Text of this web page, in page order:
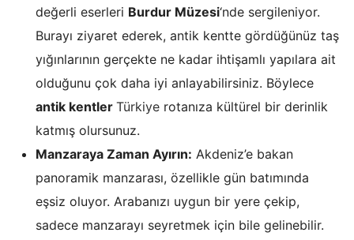
değerli eserleri Burdur Müzesi‘nde sergileniyor.
Burayı ziyaret ederek, antik kentte gördüğünüz taş
yığınlarının gerçekte ne kadar ihtişamlı yapılara ait
olduğunu çok daha iyi anlayabilirsiniz. Böylece
antik kentler Türkiye rotanıza kültürel bir derinlik
katmış olursunuz.
Manzaraya Zaman Ayırın: Akdeniz’e bakan
panoramik manzarası, özellikle gün batımında
eşsiz oluyor. Arabanızı uygun bir yere çekip,
sadece manzarayı seyretmek için bile gelinebilir.